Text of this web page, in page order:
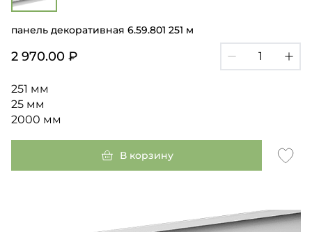
панель декоративная 6.59.801 251 м
2 970.00 ₽
251 мм
25 мм
2000 мм
В корзину